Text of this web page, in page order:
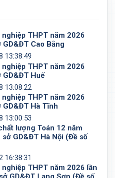
THPT năm 2026
GD&ĐT Cao Bằng
13:38:49
THPT năm 2026
GD&ĐT Huế
13:08:22
THPT năm 2026
GD&ĐT Hà Tĩnh
13:00:53
lượng Toán 12 năm
GD&ĐT Hà Nội (Đề số
16:38:31
THPT năm 2026 lần